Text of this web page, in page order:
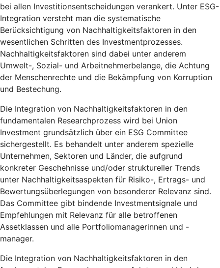
bei allen Investitionsentscheidungen verankert. Unter ESG-
Integration versteht man die systematische
Berücksichtigung von Nachhaltigkeitsfaktoren in den
wesentlichen Schritten des Investmentprozesses.
Nachhaltigkeitsfaktoren sind dabei unter anderem
Umwelt-, Sozial- und Arbeitnehmerbelange, die Achtung
der Menschenrechte und die Bekämpfung von Korruption
und Bestechung.
Die Integration von Nachhaltigkeitsfaktoren in den
fundamentalen Researchprozess wird bei Union
Investment grundsätzlich über ein ESG Committee
sichergestellt. Es behandelt unter anderem spezielle
Unternehmen, Sektoren und Länder, die aufgrund
konkreter Geschehnisse und/oder struktureller Trends
unter Nachhaltigkeitsaspekten für Risiko-, Ertrags- und
Bewertungsüberlegungen von besonderer Relevanz sind.
Das Committee gibt bindende Investmentsignale und
Empfehlungen mit Relevanz für alle betroffenen
Assetklassen und alle Portfoliomanagerinnen und -
manager.
Die Integration von Nachhaltigkeitsfaktoren in den